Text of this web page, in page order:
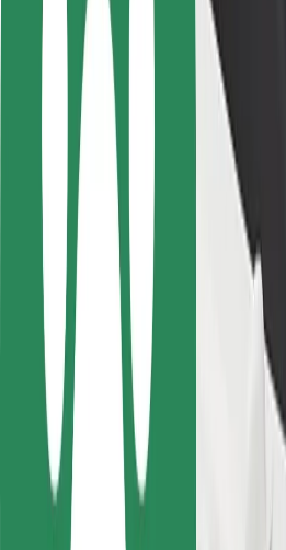
Seguridad para conductores
Seguridad para patinetes
Laboratorio de seguridad
Ciudades
Dónde estamos
Soluciones para las ciudades
Aeropuertos
Estaciones de carga de Bolt
Soporte
Para usuarios
Para conductores
Para repartidores
Bolt Food
Para propietarios de flota